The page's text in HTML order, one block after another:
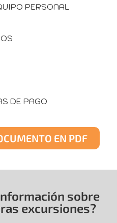
PERSONAL
DE PAGO
EN PDF
sobre
excursiones?